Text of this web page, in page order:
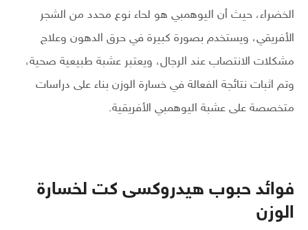
الخضراء، حيث أن اليوهمبي هو لحاء نوع محدد من الشجر
الأفريقي، ويستخدم بصورة كبيرة في حرق الدهون وعلاج
مشكلات الانتصاب عند الرجال، ويعتبر عشبة طبيعية صحية،
وتم اثبات نتائجة الفعالة في خسارة الوزن بناء على دراسات
متخصصة على عشبة اليوهمبي الأفريقية.
فوائد حبوب هيدروكسى كت لخسارة
الوزن